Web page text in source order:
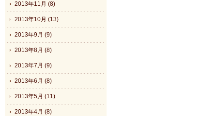
2013年11月 (8)
2013年10月 (13)
2013年9月 (9)
2013年8月 (8)
2013年7月 (9)
2013年6月 (8)
2013年5月 (11)
2013年4月 (8)